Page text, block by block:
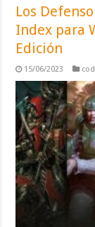
Los
Index para
Edición
15/06/2023